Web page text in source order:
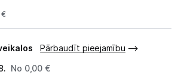
tehnika
Pārbaudīt pieejamību
No 0,00 €